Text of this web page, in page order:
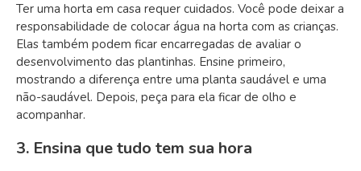
Ter uma horta em casa requer cuidados. Você pode deixar a
responsabilidade de colocar água na horta com as crianças.
Elas também podem ficar encarregadas de avaliar o
desenvolvimento das plantinhas. Ensine primeiro,
mostrando a diferença entre uma planta saudável e uma
não-saudável. Depois, peça para ela ficar de olho e
acompanhar.
3. Ensina que tudo tem sua hora